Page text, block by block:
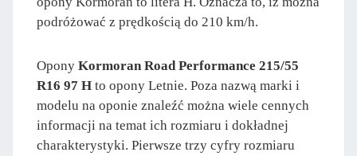
podróżować z prędkością do 210 km/h.
Opony Kormoran Road Performance 215/55
R16 97 H to opony Letnie. Poza nazwą marki i
modelu na oponie znaleźć można wiele cennych
informacji na temat ich rozmiaru i dokładnej
charakterystyki. Pierwsze trzy cyfry rozmiaru